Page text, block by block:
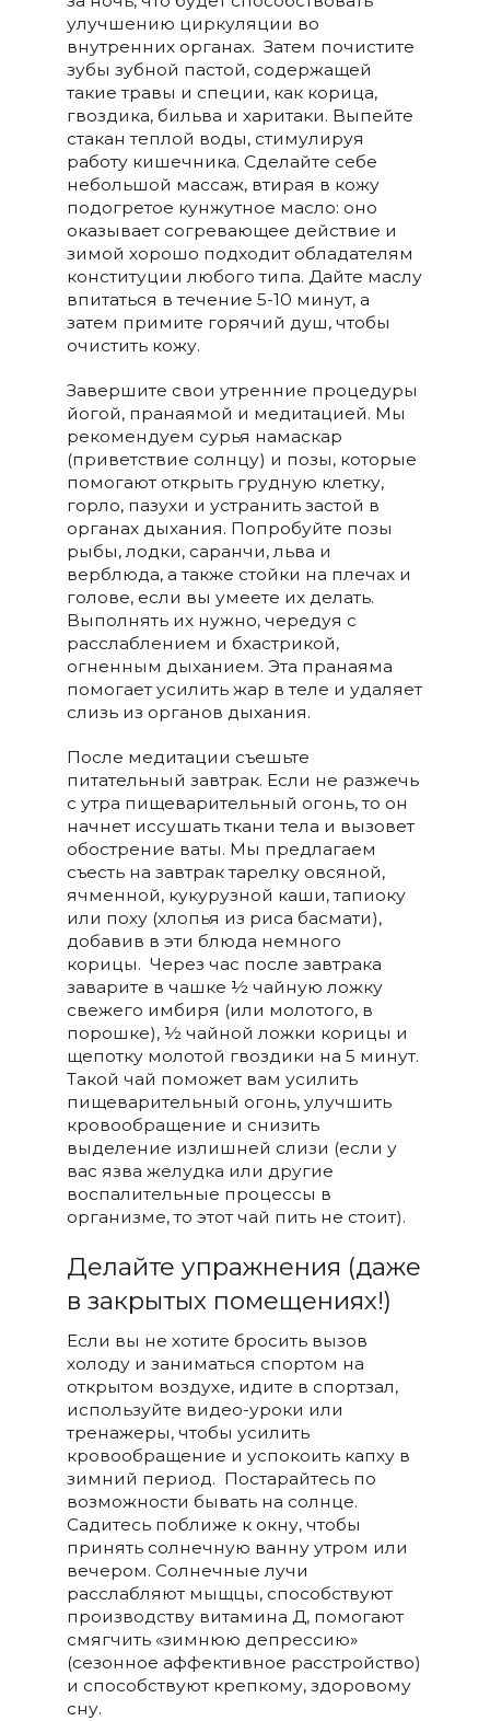
улучшению циркуляции во
внутренних органах. Затем почистите
зубы зубной пастой, содержащей
такие травы и специи, как корица,
гвоздика, бильва и харитаки. Выпейте
стакан теплой воды, стимулируя
работу кишечника. Сделайте себе
небольшой массаж, втирая в кожу
подогретое кунжутное масло: оно
оказывает согревающее действие и
зимой хорошо подходит обладателям
конституции любого типа. Дайте маслу
впитаться в течение 5-10 минут, а
затем примите горячий душ, чтобы
очистить кожу.
Завершите свои утренние процедуры
йогой, пранаямой и медитацией. Мы
рекомендуем сурья намаскар
(приветствие солнцу) и позы, которые
помогают открыть грудную клетку,
горло, пазухи и устранить застой в
органах дыхания. Попробуйте позы
рыбы, лодки, cаранчи, льва и
верблюда, а также стойки на плечах и
голове, если вы умеете их делать.
Выполнять их нужно, чередуя с
расслаблением и бхастрикой,
огненным дыханием. Эта пранаяма
помогает усилить жар в теле и удаляет
слизь из органов дыхания.
После медитации съешьте
питательный завтрак. Если не разжечь
с утра пищеварительный огонь, то он
начнет иссушать ткани тела и вызовет
обострение ваты. Мы предлагаем
съесть на завтрак тарелку овсяной,
ячменной, кукурузной каши, тапиоку
или поху (хлопья из риса басмати),
добавив в эти блюда немного
корицы. Через час после завтрака
заварите в чашке ½ чайную ложку
свежего имбиря (или молотого, в
порошке), ½ чайной ложки корицы и
щепотку молотой гвоздики на 5 минут.
Такой чай поможет вам усилить
пищеварительный огонь, улучшить
кровообращение и снизить
выделение излишней слизи (если у
вас язва желудка или другие
воспалительные процессы в
организме, то этот чай пить не стоит).
Делайте упражнения (даже
в закрытых помещениях!)
Если вы не хотите бросить вызов
холоду и заниматься спортом на
открытом воздухе, идите в спортзал,
используйте видео-уроки или
тренажеры, чтобы усилить
кровообращение и успокоить капху в
зимний период. Постарайтесь по
возможности бывать на солнце.
Садитесь поближе к окну, чтобы
принять солнечную ванну утром или
вечером. Солнечные лучи
расслабляют мыщцы, способствуют
производству витамина Д, помогают
смягчить «зимнюю депрессию»
(сезонное аффективное расстройство)
и способствуют крепкому, здоровому
сну.